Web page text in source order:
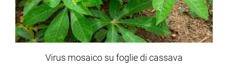
Virus mosaico su foglie di cassava